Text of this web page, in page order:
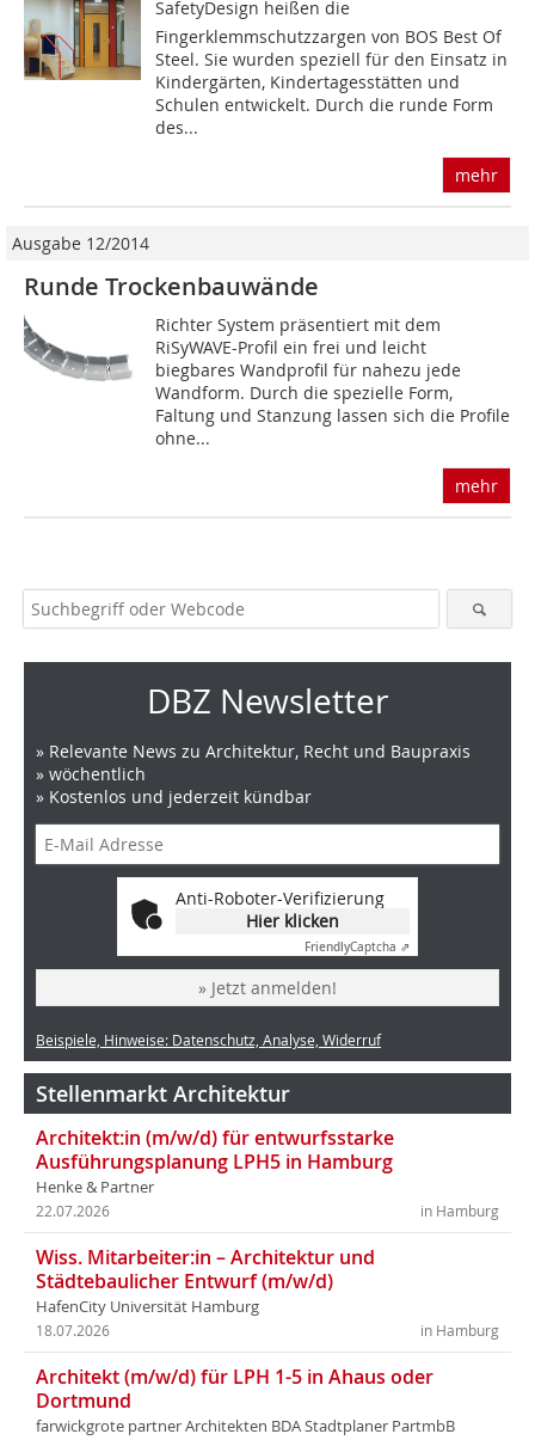
SafetyDesign heißen die
Fingerklemmschutzzargen von BOS Best Of
Steel. Sie wurden speziell für den Einsatz in
Kindergärten, Kindertagesstätten und
Schulen entwickelt. Durch die runde Form
des...
mehr
Ausgabe 12/2014
Runde Trockenbauwände
Richter System präsentiert mit dem
RiSyWAVE-Profil ein frei und leicht
biegbares Wandprofil für nahezu jede
Wandform. Durch die spezielle Form,
Faltung und Stanzung lassen sich die Profile
ohne...
mehr
DBZ Newsletter
» Relevante News zu Architektur, Recht und Baupraxis
» wöchentlich
» Kostenlos und jederzeit kündbar
Anti-Roboter-Verifizierung
Hier klicken
FriendlyCaptcha ⇗
» Jetzt anmelden!
Beispiele, Hinweise: Datenschutz, Analyse, Widerruf
Stellenmarkt Architektur
Architekt:in (m/w/d) für entwurfsstarke
Ausführungsplanung LPH5 in Hamburg
Henke & Partner
in Hamburg
22.07.2026
Wiss. Mitarbeiter:in – Architektur und
Städtebaulicher Entwurf (m/w/d)
HafenCity Universität Hamburg
in Hamburg
18.07.2026
Architekt (m/w/d) für LPH 1-5 in Ahaus oder
Dortmund
farwickgrote partner Architekten BDA Stadtplaner PartmbB